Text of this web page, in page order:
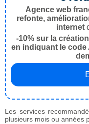
Agence web
refonte,
internet
-10% sur la
en indiquant le code
Les services
plusieurs mois ou années